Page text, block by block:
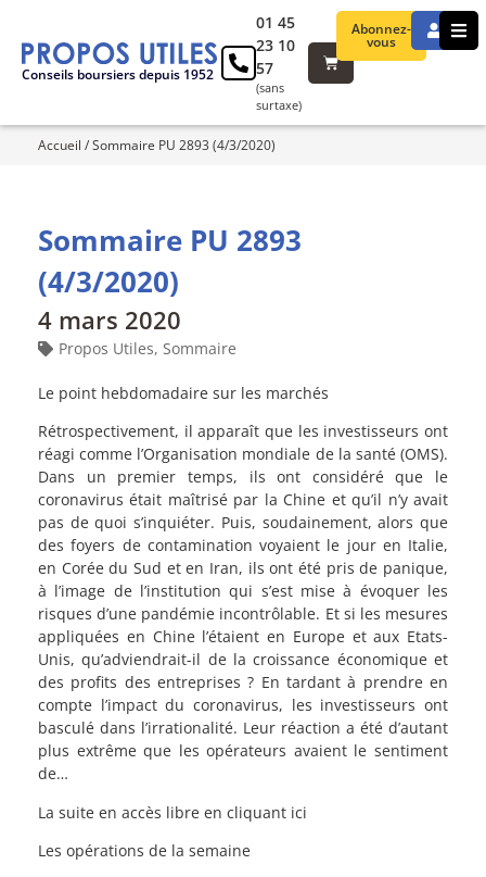
Conseils boursiers depuis 1952
Abonnez-
vous
01 45
23 10
57
(sans
surtaxe)
Accueil /Sommaire PU 2893 (4/3/2020)
Sommaire PU 2893
(4/3/2020)
4 mars 2020
Propos Utiles, Sommaire
Le point hebdomadaire sur les marchés
Rétrospectivement, il apparaît que les investisseurs ont
réagi comme l’Organisation mondiale de la santé (OMS).
Dans un premier temps, ils ont considéré que le
coronavirus était maîtrisé par la Chine et qu’il n’y avait
pas de quoi s’inquiéter. Puis, soudainement, alors que
des foyers de contamination voyaient le jour en Italie,
en Corée du Sud et en Iran, ils ont été pris de panique,
à l’image de l’institution qui s’est mise à évoquer les
risques d’une pandémie incontrôlable. Et si les mesures
appliquées en Chine l’étaient en Europe et aux Etats-
Unis, qu’adviendrait-il de la croissance économique et
des profits des entreprises ? En tardant à prendre en
compte l’impact du coronavirus, les investisseurs ont
basculé dans l’irrationalité. Leur réaction a été d’autant
plus extrême que les opérateurs avaient le sentiment
de…
La suite en accès libre en cliquant ici
Les opérations de la semaine